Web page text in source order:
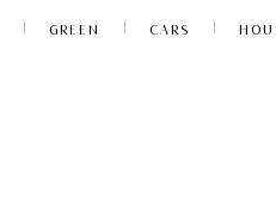
GREEN CARS